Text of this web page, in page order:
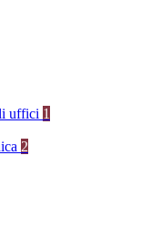
uffici 1
2